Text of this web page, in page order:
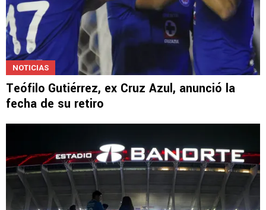
NOTICIAS
Teófilo Gutiérrez, ex Cruz Azul, anunció la
fecha de su retiro